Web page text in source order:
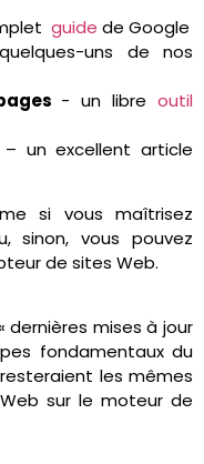
guide de Google
uns de nos
- un libre outil
– un excellent article
si vous maîtrisez
sinon, vous pouvez
de sites Web.
mises à jour
fondamentaux du
les mêmes
sur le moteur de